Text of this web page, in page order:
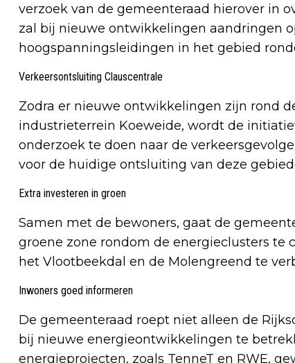
verzoek van de gemeenteraad hierover in
zal bij nieuwe ontwikkelingen aandringen
hoogspanningsleidingen in het gebied
Verkeersontsluiting Clauscentrale
Zodra er nieuwe ontwikkelingen zijn rond
industrieterrein Koeweide, wordt de
onderzoek te doen naar de
voor de huidige ontsluiting van deze
Extra investeren in groen
Samen met de bewoners, gaat de
groene zone rondom de energieclusters te
het Vlootbeekdal en de Molengreend te
Inwoners goed informeren
De gemeenteraad roept niet alleen de
bij nieuwe energieontwikkelingen te
energieprojecten, zoals TenneT en RWE,